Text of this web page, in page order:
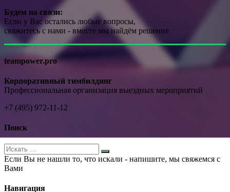
Будем на связи:
Если у Вас остались любые вопросы,
свяжитесь с нами - вместе мы найдём решение
teampower.pro
Корпоративный тимбилдинг
Профессиональная организация выездных мероприятий
+7 (495) 972-11-12
Поиск
Если Вы не нашли то, что искали - напишите, мы свяжемся с
Вами
Навигация